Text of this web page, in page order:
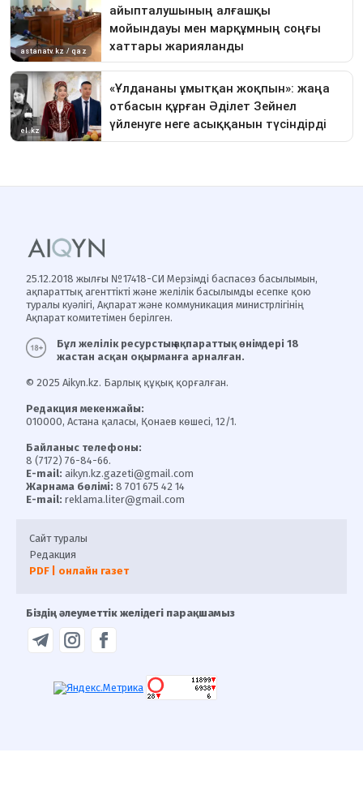
25.12.2018 жылғы №17418-СИ Мерзімді баспасөз басылымын,
ақпараттық агенттікті және желілік басылымды есепке қою
туралы куәлігі, Ақпарат және коммуникация министрлігінің
Ақпарат комитетімен берілген.
Бұл желілік ресурстың ақпараттық өнімдері 18
жастан асқан оқырманға арналған.
© 2025 Aikyn.kz. Барлық құқық қорғалған.
Редакция мекенжайы:
010000, Астана қаласы, Қонаев көшесі, 12/1.
Байланыс телефоны:
8 (7172) 76-84-66.
E-mail: aikyn.kz.gazeti@gmail.com
Жарнама бөлімі: 8 701 675 42 14
E-mail: reklama.liter@gmail.com
Сайт туралы
Редакция
PDF | онлайн газет
Біздің әлеуметтік желідегі парақшамыз